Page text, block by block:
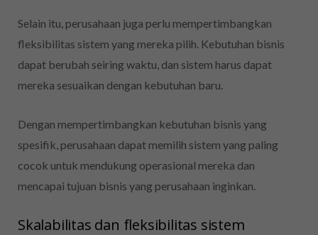
Selain itu, perusahaan juga perlu mempertimbangkan
fleksibilitas sistem yang mereka pilih. Kebutuhan bisnis
dapat berubah seiring waktu, dan sistem harus dapat
mereka sesuaikan dengan kebutuhan baru.
Dengan mempertimbangkan kebutuhan bisnis yang
spesifik, perusahaan dapat memilih sistem yang paling
cocok untuk mendukung operasional mereka dan
mencapai tujuan bisnis yang perusahaan inginkan.
Skalabilitas dan fleksibilitas sistem